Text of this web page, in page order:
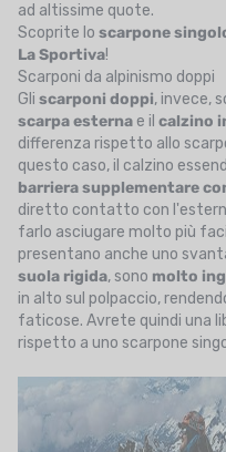
ad altissime quote.
Scoprite lo scarpone
La Sportiva!
Scarponi da alpinismo doppi
Gli scarponi doppi, invece,
scarpa esterna e il calzino
differenza rispetto allo
questo caso, il calzino
barriera supplementare
diretto contatto con
farlo asciugare molto più
presentano anche uno
suola rigida, sono molto
in alto sul polpaccio,
faticose. Avrete quindi una
rispetto a uno scarpone